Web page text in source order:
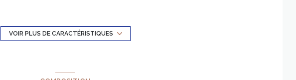
Chauffage individuel : convecteur (electrique)
VOIR PLUS DE CARACTÉRISTIQUES